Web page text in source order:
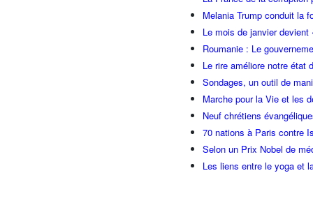
Melania Trump conduit la
Le mois de janvier
Roumanie : Le
Le rire améliore notre état
Sondages, un outil de
Marche pour la Vie et les
Neuf chrétiens
70 nations à Paris contre
Selon un Prix Nobel de
Les liens entre le yoga et